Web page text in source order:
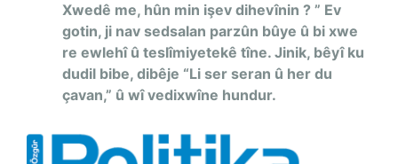
Xwedê me, hûn min işev dihevînin ? ” Ev
gotin, ji nav sedsalan parzûn bûye û bi xwe
re ewlehî û teslîmiyetekê tîne. Jinik, bêyî ku
dudil bibe, dibêje “Li ser seran û her du
çavan,” û wî vedixwîne hundur.